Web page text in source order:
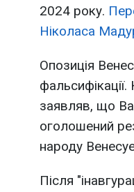
2024 року.
Ніколаса
Опозиція
заявляв, що
оголошений
народу
Після